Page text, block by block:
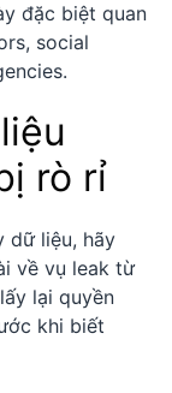
đặc biệt quan
social
rò rỉ
dữ liệu, hãy
về vụ leak từ
lại quyền
khi biết